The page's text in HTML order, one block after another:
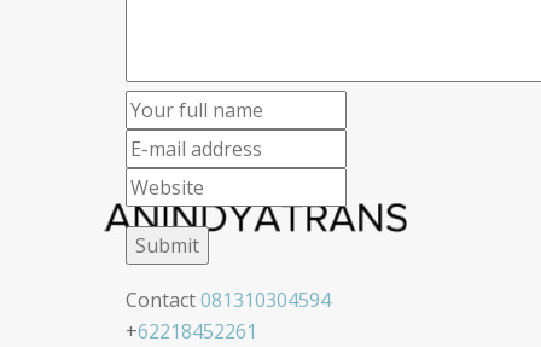
Contact081310304594
+62218452261